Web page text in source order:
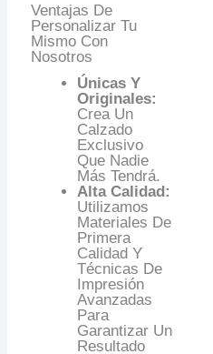
Ventajas De
Personalizar Tu
Mismo Con
Nosotros
Únicas Y
Originales:
Crea Un
Calzado
Exclusivo
Que Nadie
Más Tendrá.
Alta Calidad:
Utilizamos
Materiales De
Primera
Calidad Y
Técnicas De
Impresión
Avanzadas
Para
Garantizar Un
Resultado